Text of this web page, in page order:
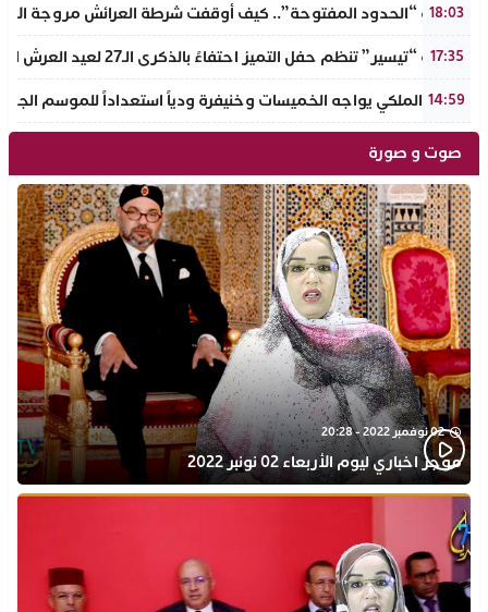
18:03
​سيناريو “الحدود المفتوحة”.. كيف أوقفت شرطة العرائش مروجة
17:35
جمعية “تيسير” تنظم حفل التميز احتفاءً بالذكرى الـ27 لعيد العرش المجيد وتطلق مبادرة نبيلة لمحاربة الهدر المدرسي
14:59
الجيش الملكي يواجه الخميسات وخنيفرة ودياً استعداداً للموسم
صوت و صورة
02 نوفمبر 2022 - 20:28
موجز اخباري ليوم الأربعاء 02 نونبر 2022